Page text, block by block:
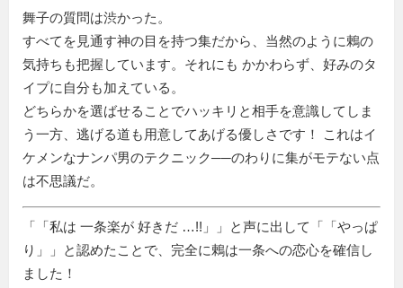
舞子の質問は渋かった。
すべてを見通す神の目を持つ集だから、当然のように鶇の
気持ちも把握しています。それにも かかわらず、好みのタ
イプに自分も加えている。
どちらかを選ばせることでハッキリと相手を意識してしま
う一方、逃げる道も用意してあげる優しさです！ これはイ
ケメンなナンパ男のテクニック──のわりに集がモテない点
は不思議だ。
「 私は 一条楽が 好きだ …!! 」と声に出して「
やっぱ
り
」と認めたことで、完全に鶇は一条への恋心を確信し
ました！